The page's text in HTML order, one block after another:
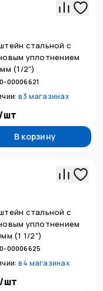
стальной с
уплотнением
(1/2")
00006621
в3 магазинах
/шт
В корзину
стальной с
уплотнением
(1 1/2")
00006625
в4 магазинах
/шт